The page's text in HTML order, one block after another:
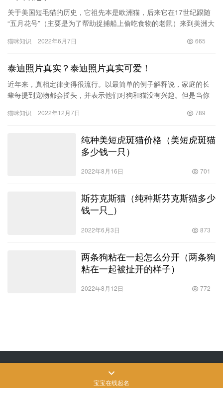
关于美国短毛猫的历史，它祖先本是欧洲猫，后来它在17世纪跟随
“五月花号”（主要是为了帮助捉捕船上偷吃食物的老鼠）来到美洲大
猫咪知识 2022年6月7日 665
泰迪照片真实？泰迪照片真实可爱！
近年来，真相定律变得很流行。以最简单的例子解释说，家庭的长
辈每提到宠物都会摇头，并表示他们对狗和猫没有兴趣。但是当你
人想利…
猫咪知识 2022年12月7日 789
纯种美短虎斑猫价格（美短虎斑猫
多少钱一只）
2022年8月16日 701
斯芬克斯猫（纯种斯芬克斯猫多少
钱一只_）
2022年6月3日 873
两条狗粘在一起怎么分开（两条狗
粘在一起被扯开的样子）
2022年8月12日 772
Copyright © 飒飒宠物生活 版权所有SiteMap网站地图苏ICP备2022024906
号-3
宝宝在线起名